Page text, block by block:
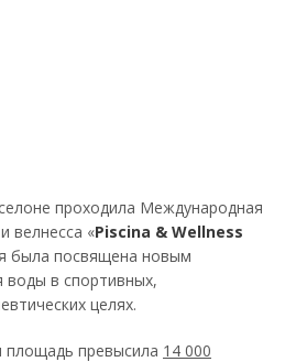
проходила Международная
велнесса «Piscina & Wellness
была посвящена новым
воды в спортивных,
целях.
площадь превысила 14 000